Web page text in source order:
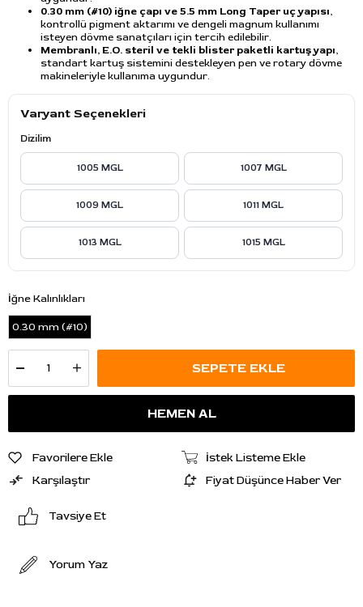
0.30 mm (#10) iğne çapı ve 5.5 mm Long Taper uç yapısı,
kontrollü pigment aktarımı ve dengeli magnum kullanımı
isteyen dövme sanatçıları için tercih edilebilir.
Membranlı, E.O. steril ve tekli blister paketli kartuş yapı,
standart kartuş sistemini destekleyen pen ve rotary dövme
makineleriyle kullanıma uygundur.
Varyant Seçenekleri
Dizilim
1005 MGL 1007 MGL
1009 MGL 1011 MGL
1013 MGL 1015 MGL
İğne Kalınlıkları
0.30 mm (#10)
Favorilere Ekle
İstek Listeme Ekle
Karşılaştır
Fiyat Düşünce Haber Ver
Tavsiye Et
Yorum Yaz